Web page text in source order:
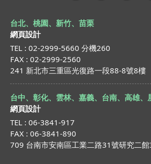
台北、桃園、新竹、苗栗
網頁設計
TEL : 02-2999-5660 分機260
FAX : 02-2999-2560
241 新北市三重區光復路一段88-8號8樓
台中、彰化、雲林、嘉義、台南、高雄、
網頁設計
TEL : 06-3841-917
FAX : 06-3841-890
709 台南市安南區工業二路31號研究二